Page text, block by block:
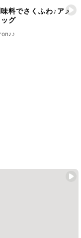
料でさくふわ♪アメ
グ